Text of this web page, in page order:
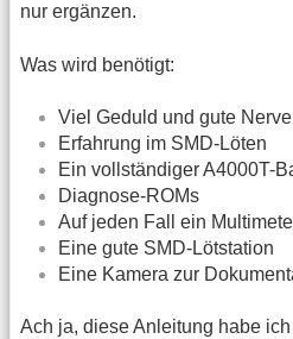
nur ergänzen.
Was wird benötigt:
Viel Geduld und gute
Erfahrung im SMD-Löten
Ein vollständiger A4000T-
Diagnose-ROMs
Auf jeden Fall ein
Eine gute SMD-Lötstation
Eine Kamera zur
Ach ja, diese Anleitung habe